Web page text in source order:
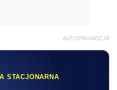
AUTOPROMOCJA
STACJONARNA